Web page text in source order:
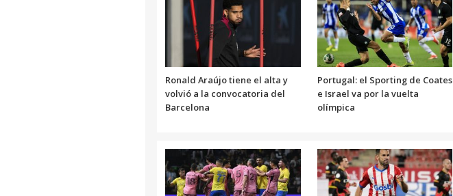
Ronald Araújo tiene el alta y
volvió a la convocatoria del
Barcelona
Portugal: el Sporting de Coates
e Israel va por la vuelta
olímpica